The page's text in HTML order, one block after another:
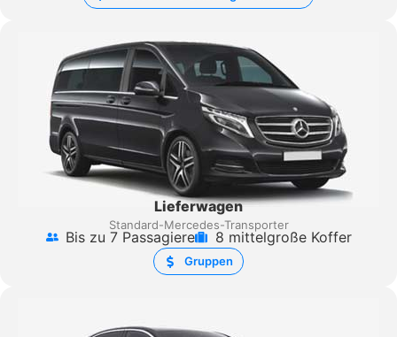
Lieferwagen
Standard-Mercedes-Transporter
Bis zu 7 Passagiere 8 mittelgroße Koffer
Gruppen